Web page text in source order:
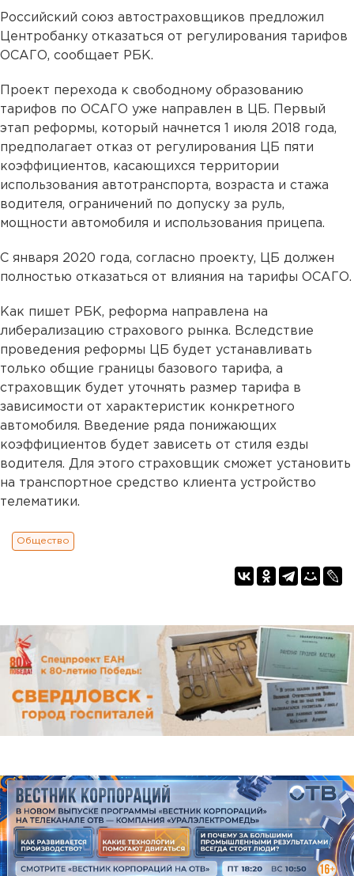
Российский союз автостраховщиков предложил
Центробанку отказаться от регулирования тарифов
ОСАГО, сообщает РБК.
Проект перехода к свободному образованию
тарифов по ОСАГО уже направлен в ЦБ. Первый
этап реформы, который начнется 1 июля 2018 года,
предполагает отказ от регулирования ЦБ пяти
коэффициентов, касающихся территории
использования автотранспорта, возраста и стажа
водителя, ограничений по допуску за руль,
мощности автомобиля и использования прицепа.
С января 2020 года, согласно проекту, ЦБ должен
полностью отказаться от влияния на тарифы ОСАГО.
Как пишет РБК, реформа направлена на
либерализацию страхового рынка. Вследствие
проведения реформы ЦБ будет устанавливать
только общие границы базового тарифа, а
страховщик будет уточнять размер тарифа в
зависимости от характеристик конкретного
автомобиля. Введение ряда понижающих
коэффициентов будет зависеть от стиля езды
водителя. Для этого страховщик сможет установить
на транспортное средство клиента устройство
телематики.
Общество